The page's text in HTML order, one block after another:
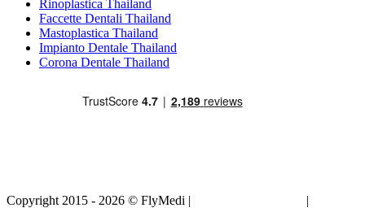
Rinoplastica Thailand
Faccette Dentali Thailand
Mastoplastica Thailand
Impianto Dentale Thailand
Corona Dentale Thailand
Copyright 2015 - 2026 © FlyMedi |
|